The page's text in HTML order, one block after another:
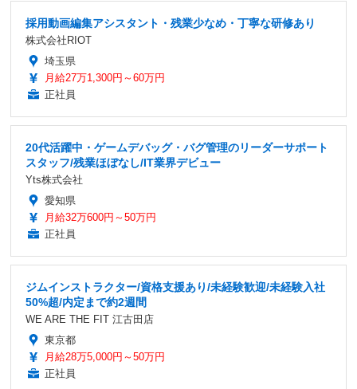
採用動画編集アシスタント・残業少なめ・丁寧な研修あり
株式会社RIOT
埼玉県
月給27万1,300円～60万円
正社員
20代活躍中・ゲームデバッグ・バグ管理のリーダーサポート
スタッフ/残業ほぼなし/IT業界デビュー
Yts株式会社
愛知県
月給32万600円～50万円
正社員
ジムインストラクター/資格支援あり/未経験歓迎/未経験入社
50%超/内定まで約2週間
WE ARE THE FIT 江古田店
東京都
月給28万5,000円～50万円
正社員